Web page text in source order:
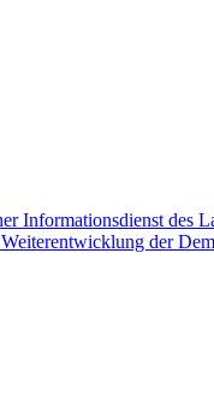
Informationsdienst des
der